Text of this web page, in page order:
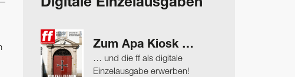
Digitale Einzelausgaben
Zum Apa Kiosk …
… und die ff als digitale
Einzelausgabe erwerben!